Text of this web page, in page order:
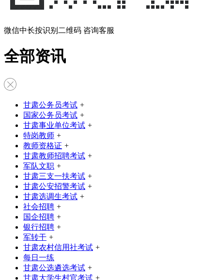
微信中长按识别二维码 咨询客服
全部资讯
甘肃公务员考试 +
国家公务员考试 +
甘肃事业单位考试 +
特岗教师 +
教师资格证 +
甘肃教师招聘考试 +
军队文职 +
甘肃三支一扶考试 +
甘肃公安招警考试 +
甘肃选调生考试 +
社会招聘 +
国企招聘 +
银行招聘 +
军转干 +
甘肃农村信用社考试 +
每日一练
甘肃公选遴选考试 +
甘肃大学生村官考试 +